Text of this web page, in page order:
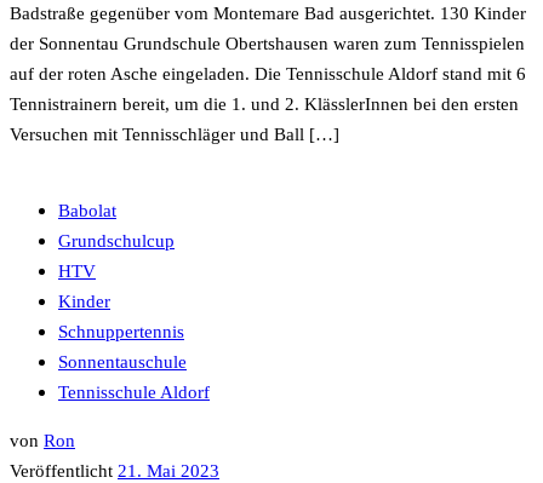
Badstraße gegenüber vom Montemare Bad ausgerichtet. 130 Kinder
der Sonnentau Grundschule Obertshausen waren zum Tennisspielen
auf der roten Asche eingeladen. Die Tennisschule Aldorf stand mit 6
Tennistrainern bereit, um die 1. und 2. KlässlerInnen bei den ersten
Versuchen mit Tennisschläger und Ball […]
Babolat
Grundschulcup
HTV
Kinder
Schnuppertennis
Sonnentauschule
Tennisschule Aldorf
von Ron
Veröffentlicht 21. Mai 2023